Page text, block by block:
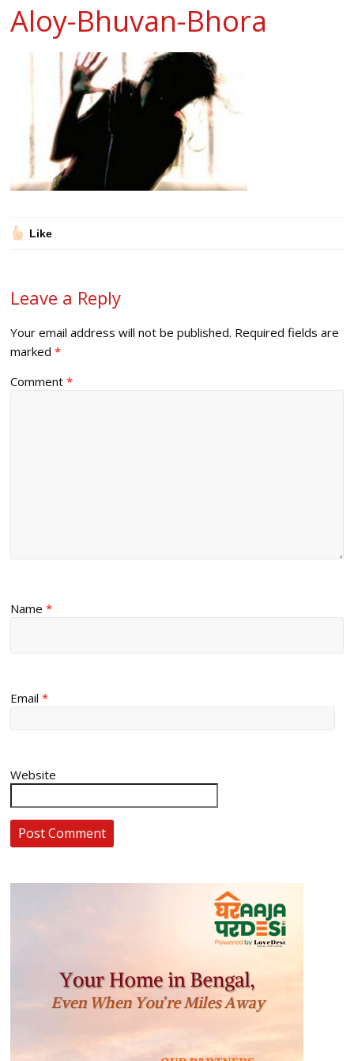
Aloy-Bhuvan-Bhora
Like
Leave a Reply
Your email address will not be published. Required fields are
marked*
Comment*
Name*
Email*
Website